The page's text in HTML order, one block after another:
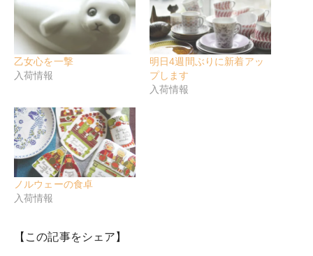
乙女心を一撃
入荷情報
明日4週間ぶりに新着アッ
プします
入荷情報
ノルウェーの食卓
入荷情報
【この記事をシェア】